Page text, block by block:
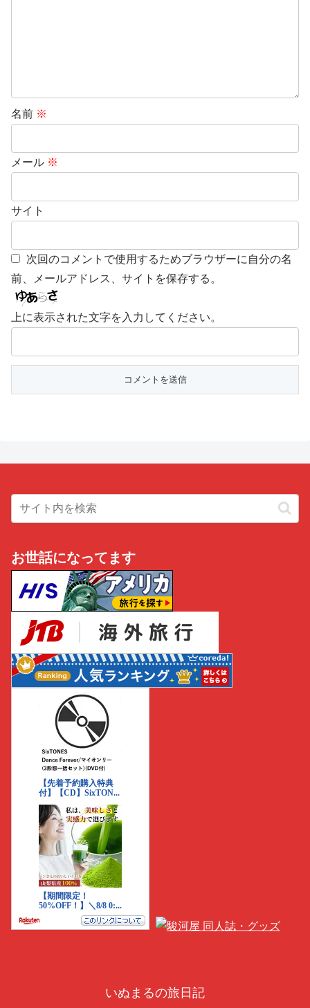
名前 ※
メール ※
サイト
次回のコメントで使用するためブラウザーに自分の名
前、メールアドレス、サイトを保存する。
上に表示された文字を入力してください。
お世話になってます
いぬまるの旅日記